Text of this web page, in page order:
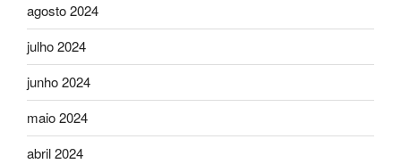
agosto 2024
julho 2024
junho 2024
maio 2024
abril 2024